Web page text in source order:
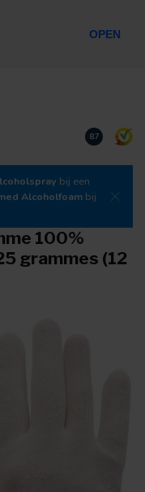
Téléchargez
8.7
bij een
Alcoholfoam bij
100%
grammes (12
OPEN